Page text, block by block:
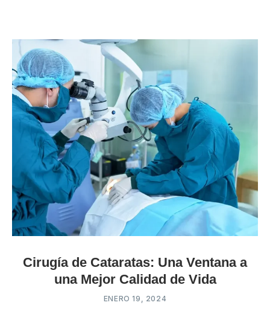
Cirugía de Cataratas: Una Ventana a
una Mejor Calidad de Vida
ENERO 19, 2024